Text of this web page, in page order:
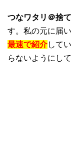
つなワタリ＠捨
す。私の元に届
最速で紹介して
らないようにし